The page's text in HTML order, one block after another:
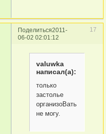
Поделиться 17
2011-
06-02 02:01:12
valuwka
написал(а):
только
застолье
организоBать
не могу.